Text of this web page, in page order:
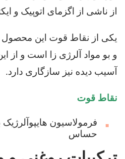
از ناشی از اگزمای اتوپیک و
یکی از نقاط قوت این محصول
و بو مواد آلرژی زا است و
آسیب دیده نیز سازگاری دارد.
نقاط قوت
فرمولاسیون
حساس